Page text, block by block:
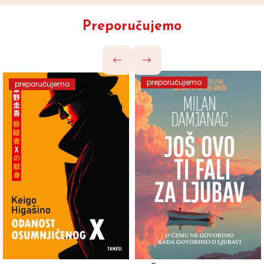
Preporučujemo
preporučujemo preporučujemo